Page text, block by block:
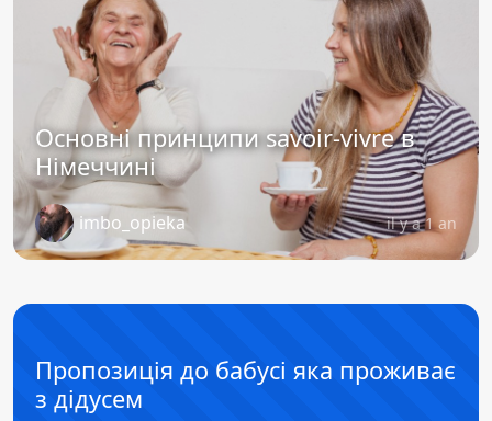
Основні принципи savoir-vivre в
Німеччині
imbo_opieka il y a 1 an
Пропозиція до бабусі яка проживає
з дідусем